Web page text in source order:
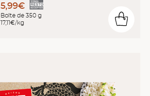
5,99€
Boîte de 350 g
17,11€/kg